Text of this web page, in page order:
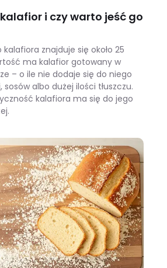
i czy warto jeść go
kalafiora znajduje się około 25
ma kalafior gotowany w
– o ile nie dodaje się do niego
sosów albo dużej ilości tłuszczu.
kalafiora ma się do jego